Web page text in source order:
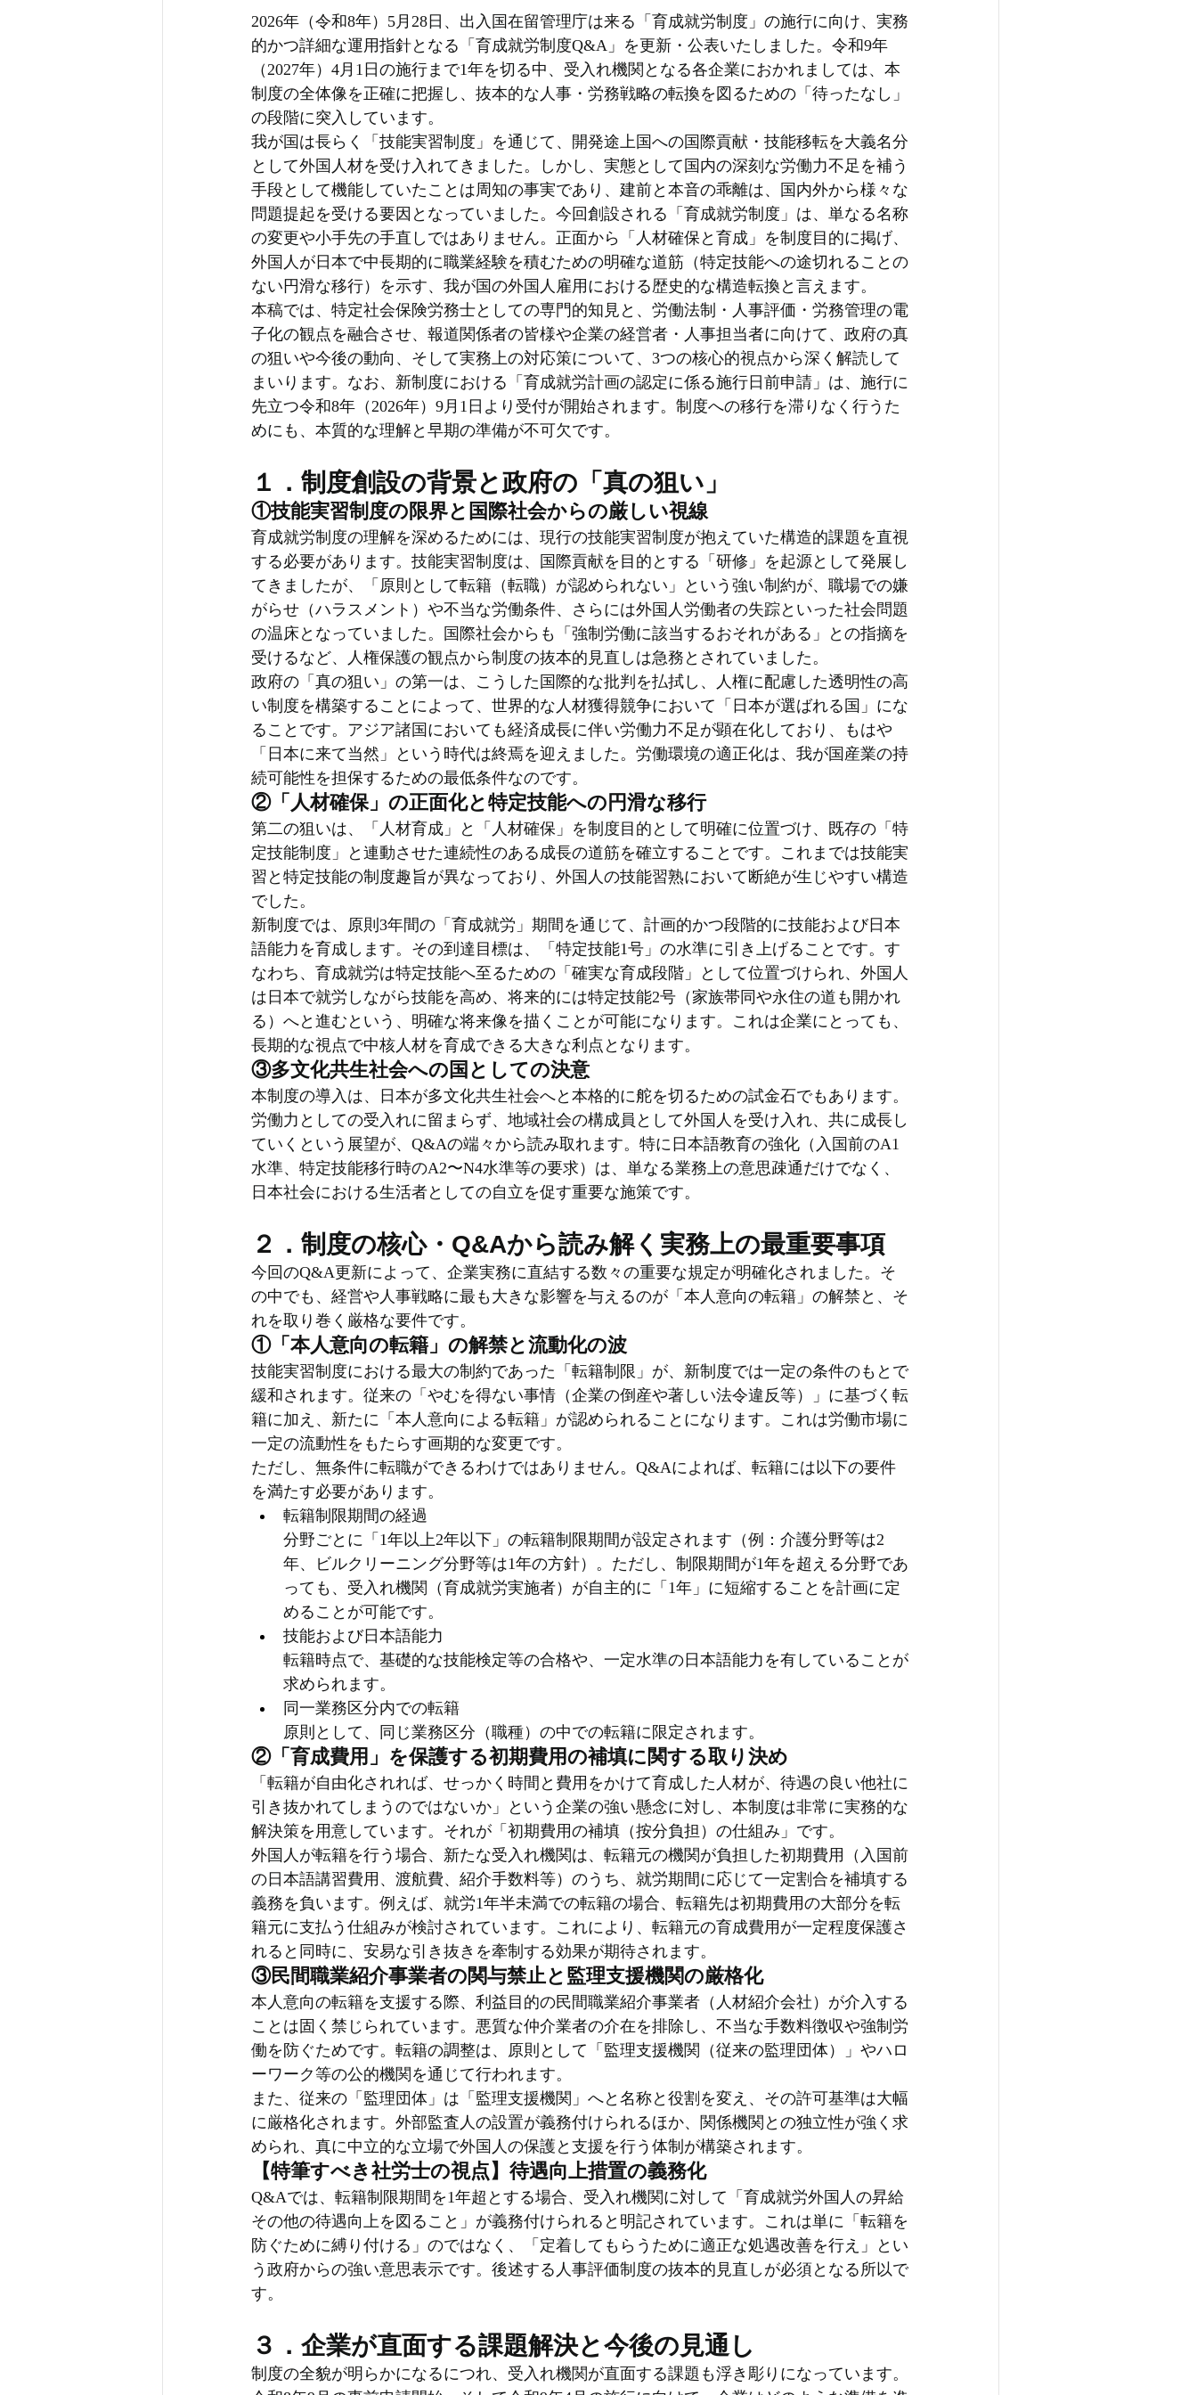
2026年（令和8年）5月28日、出入国在留管理庁は来る「育成就労制度」の施行に向け、実務
的かつ詳細な運用指針となる「育成就労制度Q&A」を更新・公表いたしました。令和9年
（2027年）4月1日の施行まで1年を切る中、受入れ機関となる各企業におかれましては、本
制度の全体像を正確に把握し、抜本的な人事・労務戦略の転換を図るための「待ったなし」
の段階に突入しています。
我が国は長らく「技能実習制度」を通じて、開発途上国への国際貢献・技能移転を大義名分
として外国人材を受け入れてきました。しかし、実態として国内の深刻な労働力不足を補う
手段として機能していたことは周知の事実であり、建前と本音の乖離は、国内外から様々な
問題提起を受ける要因となっていました。今回創設される「育成就労制度」は、単なる名称
の変更や小手先の手直しではありません。正面から「人材確保と育成」を制度目的に掲げ、
外国人が日本で中長期的に職業経験を積むための明確な道筋（特定技能への途切れることの
ない円滑な移行）を示す、我が国の外国人雇用における歴史的な構造転換と言えます。
本稿では、特定社会保険労務士としての専門的知見と、労働法制・人事評価・労務管理の電
子化の観点を融合させ、報道関係者の皆様や企業の経営者・人事担当者に向けて、政府の真
の狙いや今後の動向、そして実務上の対応策について、3つの核心的視点から深く解読して
まいります。なお、新制度における「育成就労計画の認定に係る施行日前申請」は、施行に
先立つ令和8年（2026年）9月1日より受付が開始されます。制度への移行を滞りなく行うた
めにも、本質的な理解と早期の準備が不可欠です。
１．制度創設の背景と政府の「真の狙い」
①技能実習制度の限界と国際社会からの厳しい視線
育成就労制度の理解を深めるためには、現行の技能実習制度が抱えていた構造的課題を直視
する必要があります。技能実習制度は、国際貢献を目的とする「研修」を起源として発展し
てきましたが、「原則として転籍（転職）が認められない」という強い制約が、職場での嫌
がらせ（ハラスメント）や不当な労働条件、さらには外国人労働者の失踪といった社会問題
の温床となっていました。国際社会からも「強制労働に該当するおそれがある」との指摘を
受けるなど、人権保護の観点から制度の抜本的見直しは急務とされていました。
政府の「真の狙い」の第一は、こうした国際的な批判を払拭し、人権に配慮した透明性の高
い制度を構築することによって、世界的な人材獲得競争において「日本が選ばれる国」にな
ることです。アジア諸国においても経済成長に伴い労働力不足が顕在化しており、もはや
「日本に来て当然」という時代は終焉を迎えました。労働環境の適正化は、我が国産業の持
続可能性を担保するための最低条件なのです。
②「人材確保」の正面化と特定技能への円滑な移行
第二の狙いは、「人材育成」と「人材確保」を制度目的として明確に位置づけ、既存の「特
定技能制度」と連動させた連続性のある成長の道筋を確立することです。これまでは技能実
習と特定技能の制度趣旨が異なっており、外国人の技能習熟において断絶が生じやすい構造
でした。
新制度では、原則3年間の「育成就労」期間を通じて、計画的かつ段階的に技能および日本
語能力を育成します。その到達目標は、「特定技能1号」の水準に引き上げることです。す
なわち、育成就労は特定技能へ至るための「確実な育成段階」として位置づけられ、外国人
は日本で就労しながら技能を高め、将来的には特定技能2号（家族帯同や永住の道も開かれ
る）へと進むという、明確な将来像を描くことが可能になります。これは企業にとっても、
長期的な視点で中核人材を育成できる大きな利点となります。
③多文化共生社会への国としての決意
本制度の導入は、日本が多文化共生社会へと本格的に舵を切るための試金石でもあります。
労働力としての受入れに留まらず、地域社会の構成員として外国人を受け入れ、共に成長し
ていくという展望が、Q&Aの端々から読み取れます。特に日本語教育の強化（入国前のA1
水準、特定技能移行時のA2〜N4水準等の要求）は、単なる業務上の意思疎通だけでなく、
日本社会における生活者としての自立を促す重要な施策です。
２．制度の核心・Q&Aから読み解く実務上の最重要事項
今回のQ&A更新によって、企業実務に直結する数々の重要な規定が明確化されました。そ
の中でも、経営や人事戦略に最も大きな影響を与えるのが「本人意向の転籍」の解禁と、そ
れを取り巻く厳格な要件です。
①「本人意向の転籍」の解禁と流動化の波
技能実習制度における最大の制約であった「転籍制限」が、新制度では一定の条件のもとで
緩和されます。従来の「やむを得ない事情（企業の倒産や著しい法令違反等）」に基づく転
籍に加え、新たに「本人意向による転籍」が認められることになります。これは労働市場に
一定の流動性をもたらす画期的な変更です。
ただし、無条件に転職ができるわけではありません。Q&Aによれば、転籍には以下の要件
を満たす必要があります。
転籍制限期間の経過
分野ごとに「1年以上2年以下」の転籍制限期間が設定されます（例：介護分野等は2
年、ビルクリーニング分野等は1年の方針）。ただし、制限期間が1年を超える分野であ
っても、受入れ機関（育成就労実施者）が自主的に「1年」に短縮することを計画に定
めることが可能です。
技能および日本語能力
転籍時点で、基礎的な技能検定等の合格や、一定水準の日本語能力を有していることが
求められます。
同一業務区分内での転籍
原則として、同じ業務区分（職種）の中での転籍に限定されます。
②「育成費用」を保護する初期費用の補填に関する取り決め
「転籍が自由化されれば、せっかく時間と費用をかけて育成した人材が、待遇の良い他社に
引き抜かれてしまうのではないか」という企業の強い懸念に対し、本制度は非常に実務的な
解決策を用意しています。それが「初期費用の補填（按分負担）の仕組み」です。
外国人が転籍を行う場合、新たな受入れ機関は、転籍元の機関が負担した初期費用（入国前
の日本語講習費用、渡航費、紹介手数料等）のうち、就労期間に応じて一定割合を補填する
義務を負います。例えば、就労1年半未満での転籍の場合、転籍先は初期費用の大部分を転
籍元に支払う仕組みが検討されています。これにより、転籍元の育成費用が一定程度保護さ
れると同時に、安易な引き抜きを牽制する効果が期待されます。
③民間職業紹介事業者の関与禁止と監理支援機関の厳格化
本人意向の転籍を支援する際、利益目的の民間職業紹介事業者（人材紹介会社）が介入する
ことは固く禁じられています。悪質な仲介業者の介在を排除し、不当な手数料徴収や強制労
働を防ぐためです。転籍の調整は、原則として「監理支援機関（従来の監理団体）」やハロ
ーワーク等の公的機関を通じて行われます。
また、従来の「監理団体」は「監理支援機関」へと名称と役割を変え、その許可基準は大幅
に厳格化されます。外部監査人の設置が義務付けられるほか、関係機関との独立性が強く求
められ、真に中立的な立場で外国人の保護と支援を行う体制が構築されます。
【特筆すべき社労士の視点】待遇向上措置の義務化
Q&Aでは、転籍制限期間を1年超とする場合、受入れ機関に対して「育成就労外国人の昇給
その他の待遇向上を図ること」が義務付けられると明記されています。これは単に「転籍を
防ぐために縛り付ける」のではなく、「定着してもらうために適正な処遇改善を行え」とい
う政府からの強い意思表示です。後述する人事評価制度の抜本的見直しが必須となる所以で
す。
３．企業が直面する課題解決と今後の見通し
制度の全貌が明らかになるにつれ、受入れ機関が直面する課題も浮き彫りになっています。